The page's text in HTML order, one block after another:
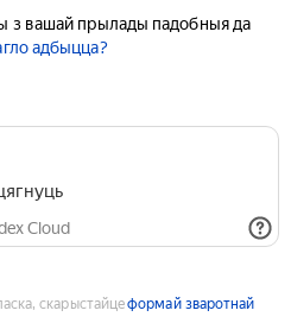
з вашай прылады падобныя да
адбыцца?
Cloud
скарыстайцеформай зваротнай